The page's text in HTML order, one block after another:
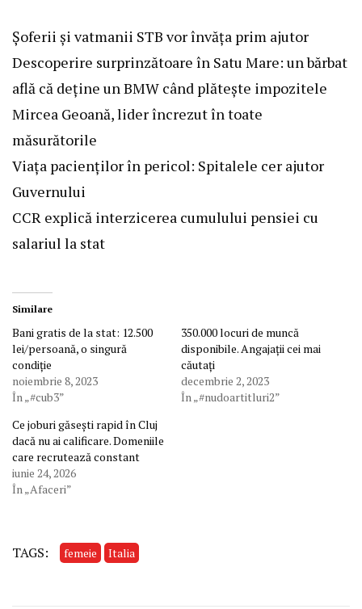
Șoferii și vatmanii STB vor învăța prim ajutor
Descoperire surprinzătoare în Satu Mare: un bărbat
află că deține un BMW când plătește impozitele
Mircea Geoană, lider încrezut în toate
măsurătorile
Viața pacienților în pericol: Spitalele cer ajutor
Guvernului
CCR explică interzicerea cumulului pensiei cu
salariul la stat
Similare
Bani gratis de la stat: 12.500
lei/persoană, o singură
condiție
noiembrie 8, 2023
În „#cub3”
350.000 locuri de muncă
disponibile. Angajații cei mai
căutați
decembrie 2, 2023
În „#nudoartitluri2”
Ce joburi găsești rapid în Cluj
dacă nu ai calificare. Domeniile
care recrutează constant
iunie 24, 2026
În „Afaceri”
TAGS: femeie Italia